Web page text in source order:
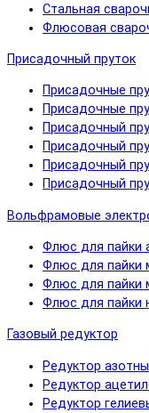
Стальная
Флюсовая
Присадочный пруток
Присадочные
Присадочные
Присадочный
Присадочный
Присадочный
Присадочный
Вольфрамовые
Флюс для пайки
Флюс для пайки
Флюс для пайки
Флюс для пайки
Газовый редуктор
Редуктор
Редуктор
Редуктор